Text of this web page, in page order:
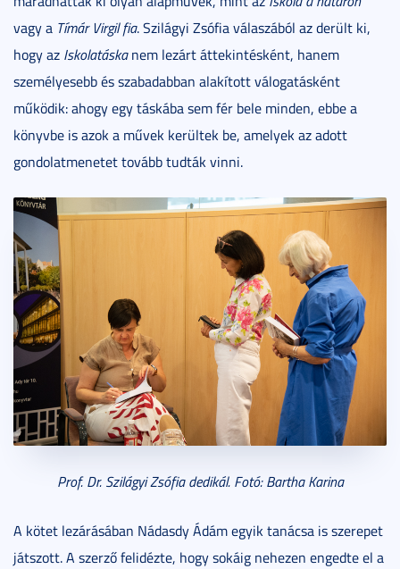
vagy a Tímár Virgil fia. Szilágyi Zsófia válaszából az derült ki,
hogy az Iskolatáskanem lezárt áttekintésként, hanem
személyesebb és szabadabban alakított válogatásként
működik: ahogy egy táskába sem fér bele minden, ebbe a
könyvbe is azok a művek kerültek be, amelyek az adott
gondolatmenetet tovább tudták vinni.
Prof. Dr. Szilágyi Zsófia dedikál. Fotó: Bartha Karina
A kötet lezárásában Nádasdy Ádám egyik tanácsa is szerepet
játszott. A szerző felidézte, hogy sokáig nehezen engedte el a